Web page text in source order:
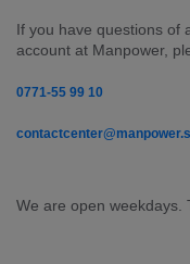
If you have questions of
account at Manpower,
0771-55 99 10
We are open weekdays.